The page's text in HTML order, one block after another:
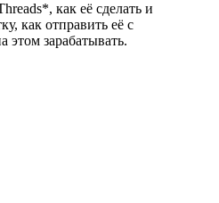
как её сделать и
как отправить её с
зарабатывать.